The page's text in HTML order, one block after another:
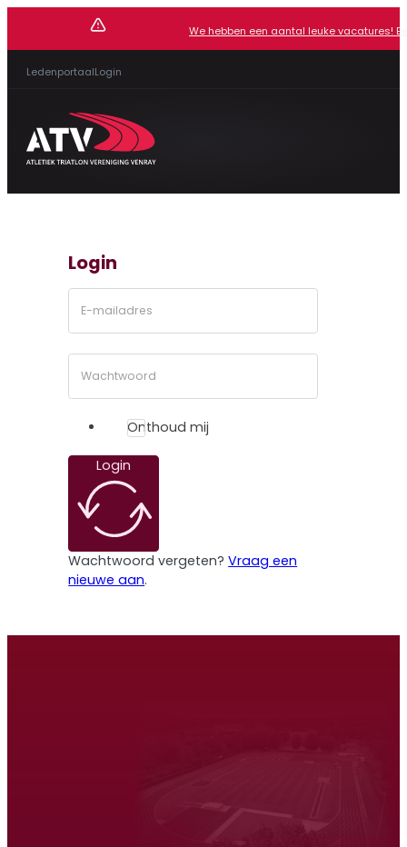
We hebben een aantal leuke vacatures!
LedenportaalLogin
Login
Onthoud mij
Login
Wachtwoord vergeten?Vraag een
nieuwe aan.